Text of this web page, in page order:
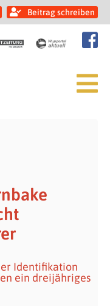
Beitrag schreiben
Identifikation
ein dreijähriges